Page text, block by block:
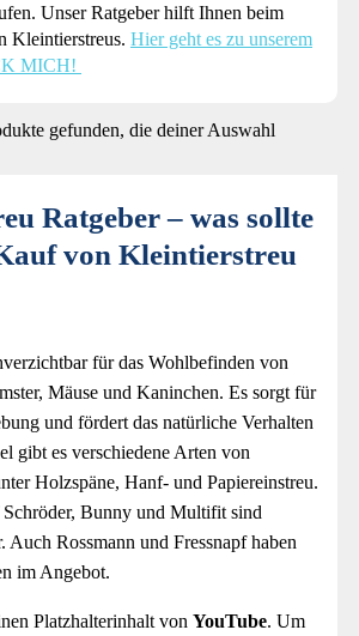
Unser Ratgeber hilft Ihnen beim
Kleintierstreus. Hier geht es zu unserem
MICH!
gefunden, die deiner Auswahl
Ratgeber – was sollte
von Kleintierstreu
für das Wohlbefinden von
Mäuse und Kaninchen. Es sorgt für
und fördert das natürliche Verhalten
gibt es verschiedene Arten von
Holzspäne, Hanf- und Papiereinstreu.
Bunny und Multifit sind
Auch Rossmann und Fressnapf haben
im Angebot.
Platzhalterinhalt von YouTube. Um